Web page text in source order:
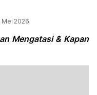
Mei 2026
Mengatasi & Kapan